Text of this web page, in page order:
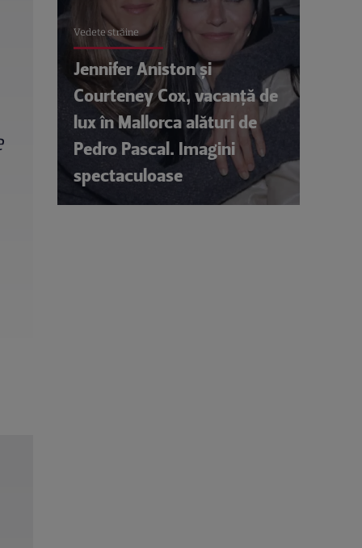
Vedete străine
Jennifer Aniston și
Courteney Cox, vacanță de
lux în Mallorca alături de
Pedro Pascal. Imagini
spectaculoase